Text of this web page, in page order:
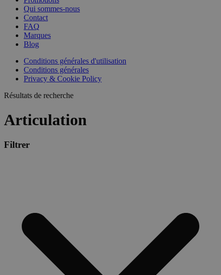
Qui sommes-nous
Contact
FAQ
Marques
Blog
Conditions générales d'utilisation
Conditions générales
Privacy & Cookie Policy
Résultats de recherche
Articulation
Filtrer